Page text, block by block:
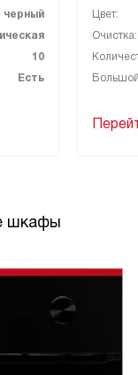
черный
10
Есть
Цвет:
Очистка:
шкафы